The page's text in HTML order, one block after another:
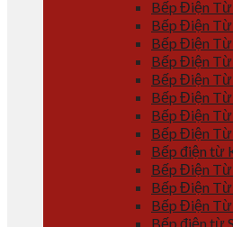
Bếp Điện Từ
Bếp Điện Từ
Bếp Điện Từ
Bếp Điện
Bếp Điện Từ
Bếp Điện
Bếp Điện Từ
Bếp Điện Từ
Bếp điện từ
Bếp Điện
Bếp Điện
Bếp Điện Từ
Bếp điện từ